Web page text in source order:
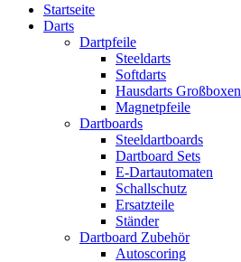
Startseite
Darts
Dartpfeile
Steeldarts
Softdarts
Hausdarts Großboxen
Magnetpfeile
Dartboards
Steeldartboards
Dartboard Sets
E-Dartautomaten
Schallschutz
Ersatzteile
Ständer
Dartboard Zubehör
Autoscoring